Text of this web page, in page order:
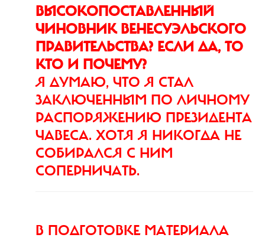
ВЫСОКОПОСТАВ­ЛЕННЫЙ
ЧИНОВНИК ВЕНЕСУЭЛЬСКОГО
ПРАВИТЕЛЬСТВА? ЕСЛИ ДА, ТО
КТО И ПОЧЕМУ?
Я ДУМАЮ, ЧТО Я СТАЛ
ЗАКЛЮЧЕННЫМ ПО ЛИЧНОМУ
РАСПОРЯЖЕНИЮ ПРЕЗИДЕНТА
ЧАВЕСА. ХОТЯ Я НИКОГДА НЕ
СОБИРАЛСЯ С НИМ
СОПЕРНИЧАТЬ.
В ПОДГОТОВКЕ МАТЕРИАЛА